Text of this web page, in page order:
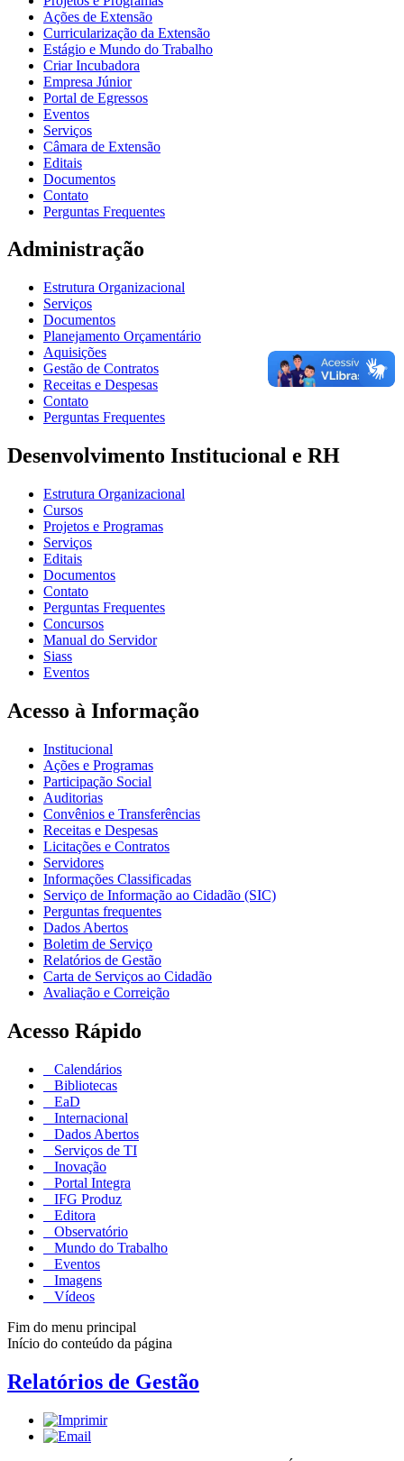
Ações de Extensão
Curricularização da Extensão
Estágio e Mundo do Trabalho
Criar Incubadora
Empresa Júnior
Portal de Egressos
Eventos
Serviços
Câmara de Extensão
Editais
Documentos
Contato
Perguntas Frequentes
Administração
Estrutura Organizacional
Serviços
Documentos
Planejamento Orçamentário
Aquisições
Gestão de Contratos
Receitas e Despesas
Contato
Perguntas Frequentes
Desenvolvimento Institucional e RH
Estrutura Organizacional
Cursos
Projetos e Programas
Serviços
Editais
Documentos
Contato
Perguntas Frequentes
Concursos
Manual do Servidor
Siass
Eventos
Acesso à Informação
Institucional
Ações e Programas
Participação Social
Auditorias
Convênios e Transferências
Receitas e Despesas
Licitações e Contratos
Servidores
Informações Classificadas
Serviço de Informação ao Cidadão (SIC)
Perguntas frequentes
Dados Abertos
Boletim de Serviço
Relatórios de Gestão
Carta de Serviços ao Cidadão
Avaliação e Correição
Acesso Rápido
Calendários
Bibliotecas
EaD
Internacional
Dados Abertos
Serviços de TI
Inovação
Portal Integra
IFG Produz
Editora
Observatório
Mundo do Trabalho
Eventos
Imagens
Vídeos
Fim do menu principal
Início do conteúdo da página
Relatórios de Gestão